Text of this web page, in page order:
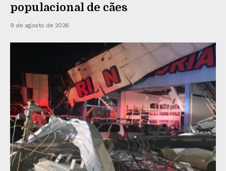
populacional de cães
9 de agosto de 2026